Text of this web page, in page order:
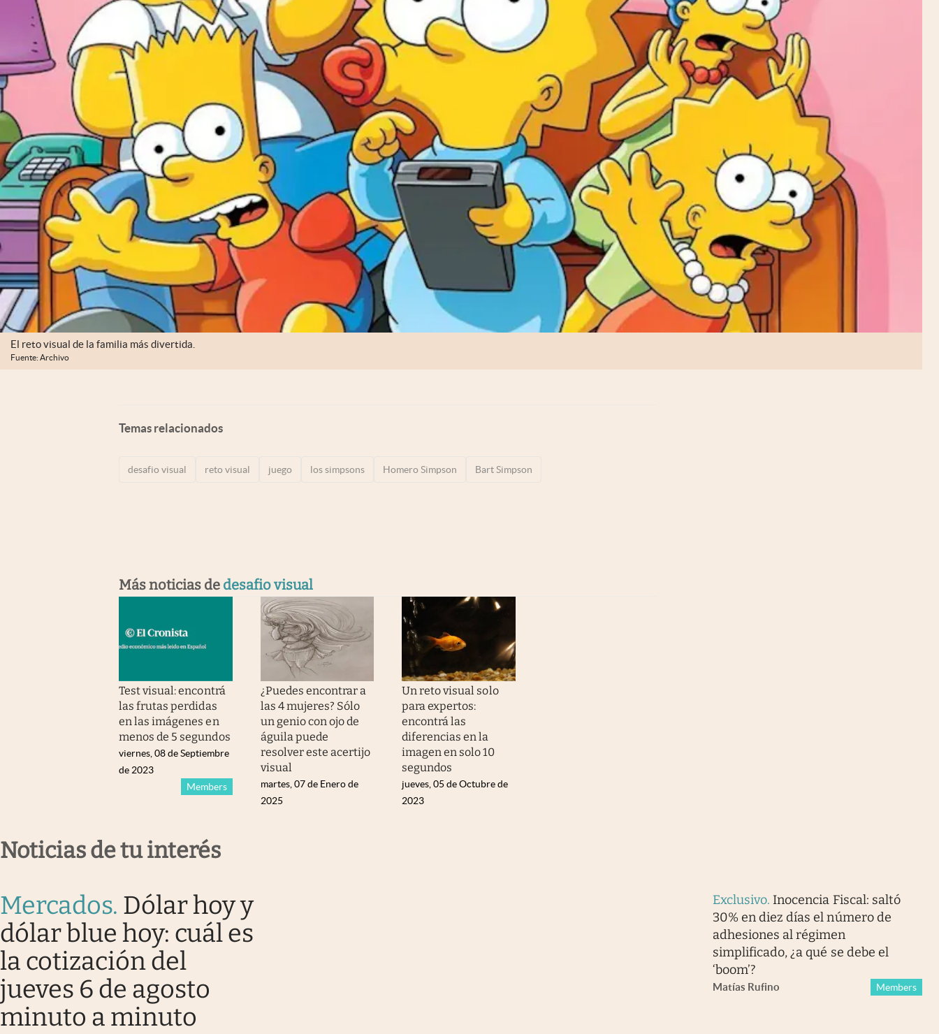
El reto visual de la familia más divertida.
Fuente: Archivo
Temas relacionados
desafio visual reto visual juego los simpsons Homero Simpson Bart Simpson
Más noticias de desafio visual
Test visual: encontrá
las frutas perdidas
en las imágenes en
menos de 5 segundos
Members
viernes, 08 de Septiembre
de 2023
¿Puedes encontrar a
las 4 mujeres? Sólo
un genio con ojo de
águila puede
resolver este acertijo
visual
martes, 07 de Enero de
2025
Un reto visual solo
para expertos:
encontrá las
diferencias en la
imagen en solo 10
segundos
jueves, 05 de Octubre de
2023
Noticias de tu interés
Mercados. Dólar hoy y
dólar blue hoy: cuál es
la cotización del
jueves 6 de agosto
minuto a minuto
Exclusivo. Inocencia Fiscal: saltó
30% en diez días el número de
adhesiones al régimen
simplificado, ¿a qué se debe el
‘boom’?
Matías Rufino Members